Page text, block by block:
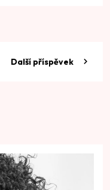
Další příspěvek